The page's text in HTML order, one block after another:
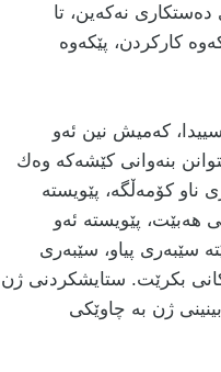
نەكەین، تا
كاركردن، پێكەوە
كەمیش نین ئەو
بنەوانی كێشەكە وەك
ناو كۆمەڵگە، پێویستە
هەبێت، پێویستە ئەو
سێبەری پیاو، سێبەری
بكرێت. ستایشكردنی ژن
ژن بە چاوێكی